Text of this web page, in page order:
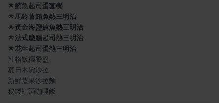
🌟鮪魚起司蛋套餐
🌟馬鈴薯鮪魚熱三明治
🌟黃金海鹽鮪魚熱三明治
🌟法式脆腸起司熱三明治
🌟花生起司蛋熱三明治
性格飯糰餐盤
夏日木碗沙拉
新鮮蔬果沙拉麵
秘製紅酒咖哩飯